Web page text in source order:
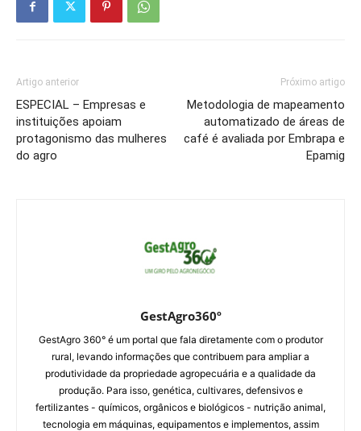
Artigo anterior
ESPECIAL – Empresas e
instituições apoiam
protagonismo das mulheres
do agro
Próximo artigo
Metodologia de mapeamento
automatizado de áreas de
café é avaliada por Embrapa e
Epamig
GestAgro360º
GestAgro 360° é um portal que fala diretamente com o produtor
rural, levando informações que contribuem para ampliar a
produtividade da propriedade agropecuária e a qualidade da
produção. Para isso, genética, cultivares, defensivos e
fertilizantes - químicos, orgânicos e biológicos - nutrição animal,
tecnologia em máquinas, equipamentos e implementos, assim